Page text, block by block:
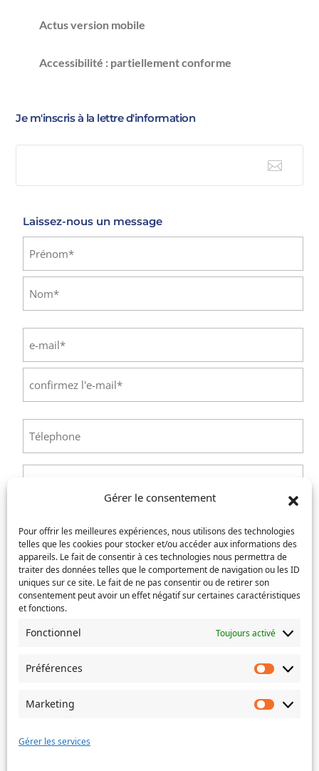
Gérer le consentement
Pour offrir les meilleures expériences, nous utilisons des technologies
telles que les cookies pour stocker et/ou accéder aux informations des
appareils. Le fait de consentir à ces technologies nous permettra de
traiter des données telles que le comportement de navigation ou les ID
uniques sur ce site. Le fait de ne pas consentir ou de retirer son
consentement peut avoir un effet négatif sur certaines caractéristiques
et fonctions.
Fonctionnel Toujours activé
Préférences
Marketing
Gérer les services
Actus version mobile
Accessibilité : partiellement conforme
Je m'inscris à la lettre d'information

Laissez-nous un message
Prénom
mail(Nécessaire)
Saisissez
un
e-
mail
l’e-
Déposez les fichiers ici ou
Sélectionnez des fichiers
Types de fichiers acceptés : pdf, png, jpg, jpeg, Taille